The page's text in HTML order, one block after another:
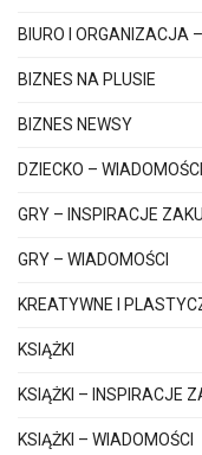
BIURO I ORGANIZACJA
BIZNES NA PLUSIE
BIZNES NEWSY
DZIECKO – WIADOMOŚCI
GRY – INSPIRACJE
GRY – WIADOMOŚCI
KREATYWNE I
KSIĄŻKI
KSIĄŻKI – INSPIRACJE
KSIĄŻKI – WIADOMOŚCI